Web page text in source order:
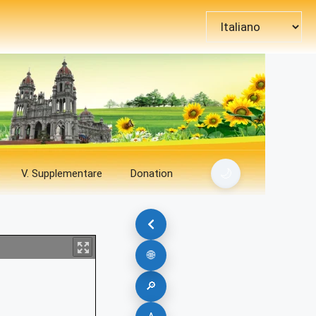
Scegli
una
lingua
V. Supplementare Donation
🌐
🔎